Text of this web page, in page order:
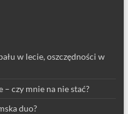
w lecie, oszczędności w
– czy mnie na nie stać?
duo?